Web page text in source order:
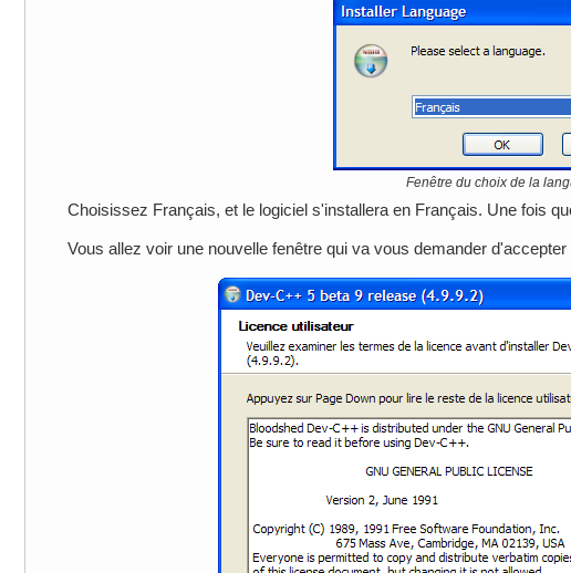
Fenêtre du choix de la
Choisissez Français, et le logiciel s'installera en Français. Une fois
Vous allez voir une nouvelle fenêtre qui va vous demander